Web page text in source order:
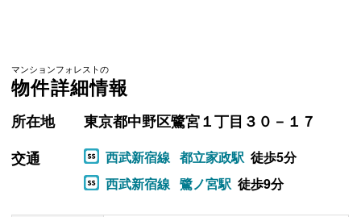
マンションフォレストの
物件詳細情報
所在地
東京都中野区鷺宮１丁目３０－１７
交通
西武新宿線 都立家政駅 徒歩5分
西武新宿線 鷺ノ宮駅 徒歩9分